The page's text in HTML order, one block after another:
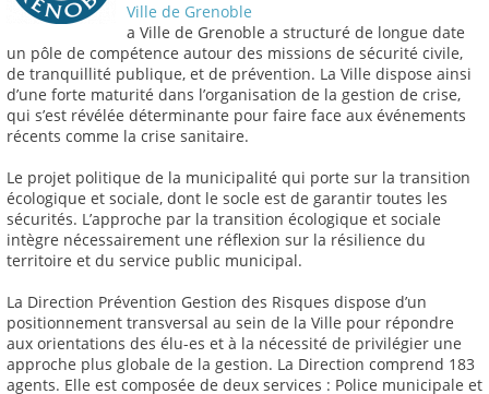
Ville de Grenoble
a Ville de Grenoble a structuré de longue date
un pôle de compétence autour des missions de sécurité civile,
de tranquillité publique, et de prévention. La Ville dispose ainsi
d’une forte maturité dans l’organisation de la gestion de crise,
qui s’est révélée déterminante pour faire face aux événements
récents comme la crise sanitaire.
Le projet politique de la municipalité qui porte sur la transition
écologique et sociale, dont le socle est de garantir toutes les
sécurités. L’approche par la transition écologique et sociale
intègre nécessairement une réflexion sur la résilience du
territoire et du service public municipal.
La Direction Prévention Gestion des Risques dispose d’un
positionnement transversal au sein de la Ville pour répondre
aux orientations des élu-es et à la nécessité de privilégier une
approche plus globale de la gestion. La Direction comprend 183
agents. Elle est composée de deux services : Police municipale et